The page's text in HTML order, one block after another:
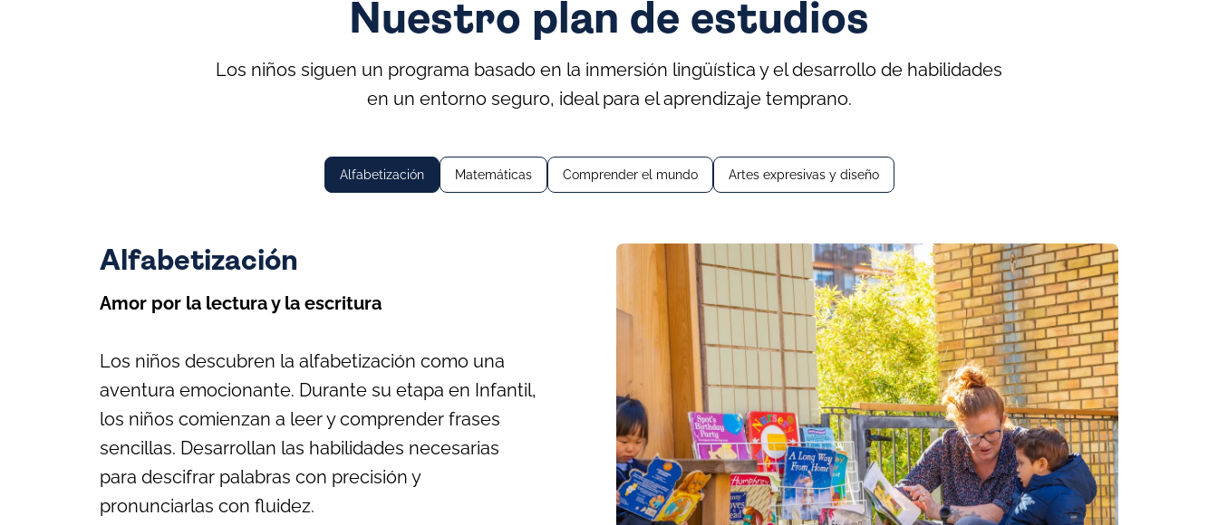
Nuestro plan de estudios
Los niños siguen un programa basado en la inmersión lingüística y el desarrollo de habilidades
en un entorno seguro, ideal para el aprendizaje temprano.
Alfabetización Matemáticas Comprender el mundo Artes expresivas y diseño
Alfabetización
Amor por la lectura y la escritura
Los niños descubren la alfabetización como una
aventura emocionante. Durante su etapa en Infantil,
los niños comienzan a leer y comprender frases
sencillas. Desarrollan las habilidades necesarias
para descifrar palabras con precisión y
pronunciarlas con fluidez.